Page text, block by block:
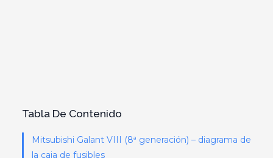
Tabla De Contenido
Mitsubishi Galant VIII (8ª generación) – diagrama de
la caja de fusibles